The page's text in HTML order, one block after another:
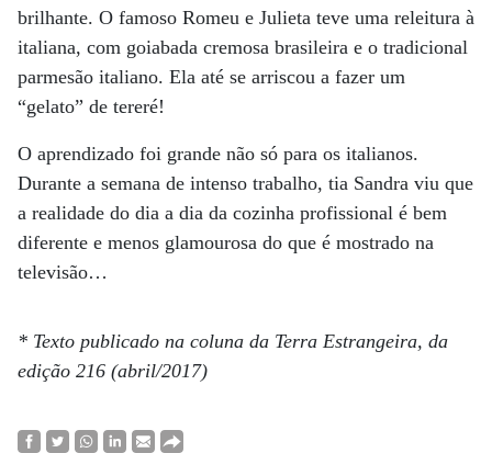
brilhante. O famoso Romeu e Julieta teve uma releitura à
italiana, com goiabada cremosa brasileira e o tradicional
parmesão italiano. Ela até se arriscou a fazer um
“gelato” de tereré!
O aprendizado foi grande não só para os italianos.
Durante a semana de intenso trabalho, tia Sandra viu que
a realidade do dia a dia da cozinha profissional é bem
diferente e menos glamourosa do que é mostrado na
televisão…
* Texto publicado na coluna da Terra Estrangeira, da
edição 216 (abril/2017)